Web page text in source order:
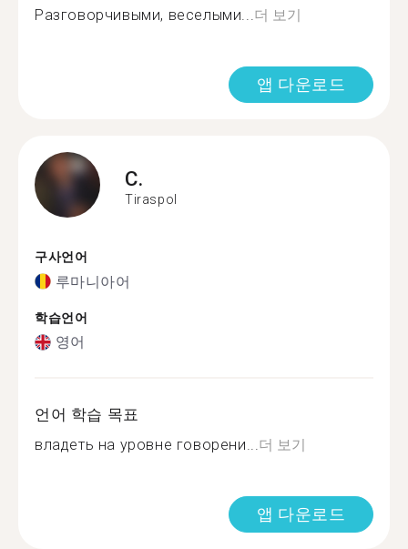
Разговорчивыми, веселыми...더 보기
앱 다운로드
C.
Tiraspol
구사언어
루마니아어
학습언어
영어
언어 학습 목표
владеть на уровне говорени...더 보기
앱 다운로드